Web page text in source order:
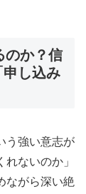
のか？信
申し込み
う強い意志が
ないのか」
ながら深い絶